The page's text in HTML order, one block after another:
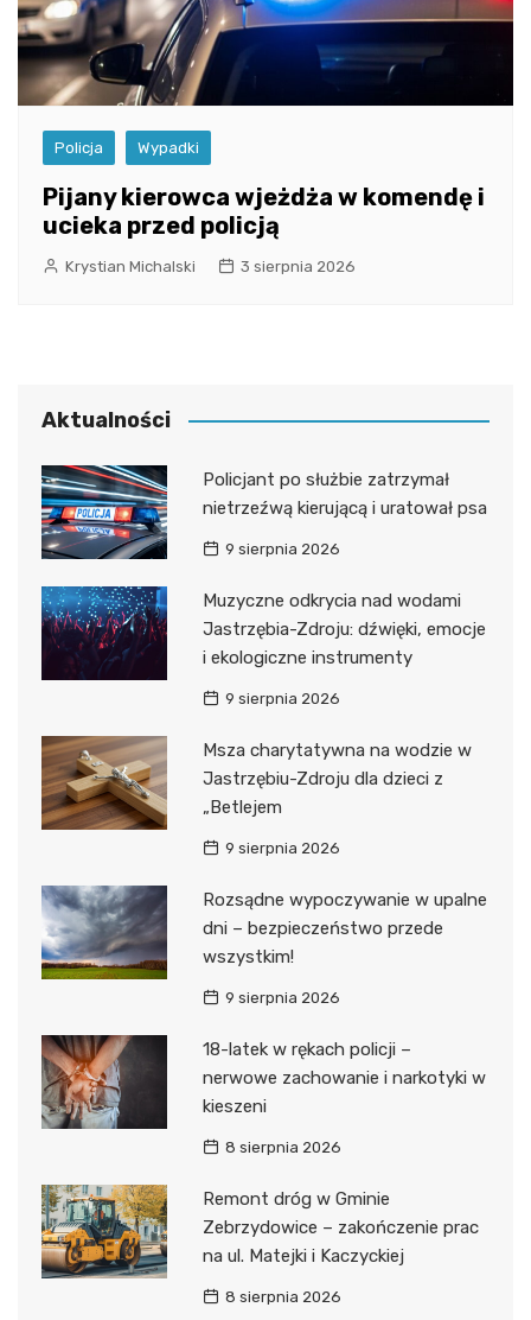
Policja Wypadki
Pijany kierowca wjeżdża w komendę i
ucieka przed policją
Krystian Michalski 3 sierpnia 2026
Aktualności
Policjant po służbie zatrzymał
nietrzeźwą kierującą i uratował psa
9 sierpnia 2026
Muzyczne odkrycia nad wodami
Jastrzębia-Zdroju: dźwięki, emocje
i ekologiczne instrumenty
9 sierpnia 2026
Msza charytatywna na wodzie w
Jastrzębiu-Zdroju dla dzieci z
„Betlejem
9 sierpnia 2026
Rozsądne wypoczywanie w upalne
dni – bezpieczeństwo przede
wszystkim!
9 sierpnia 2026
18-latek w rękach policji –
nerwowe zachowanie i narkotyki w
kieszeni
8 sierpnia 2026
Remont dróg w Gminie
Zebrzydowice – zakończenie prac
na ul. Matejki i Kaczyckiej
8 sierpnia 2026